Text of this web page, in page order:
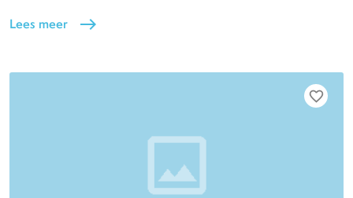
Lees meer east
favorite_border